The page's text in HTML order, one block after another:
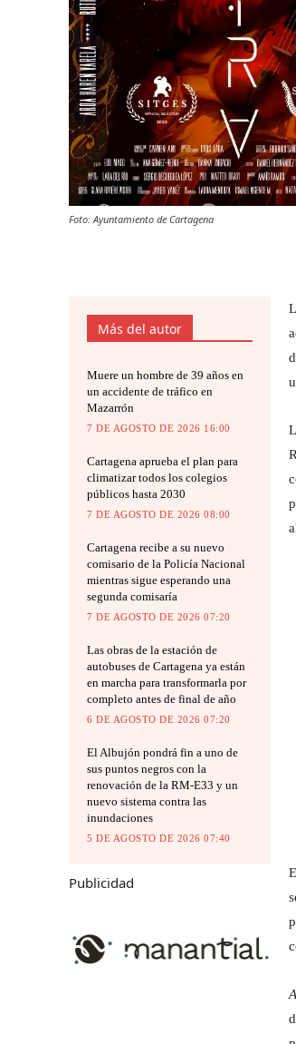
Foto: Ayuntamiento de Cartagena
Más del autor
Muere un hombre de 39 años en
un accidente de tráfico en
Mazarrón
7 DE AGOSTO DE 2026 16:00
Cartagena aprueba el plan para
climatizar todos los colegios
públicos hasta 2030
7 DE AGOSTO DE 2026 08:00
Cartagena recibe a su nuevo
comisario de la Policía Nacional
mientras sigue esperando una
segunda comisaría
7 DE AGOSTO DE 2026 07:20
Las obras de la estación de
autobuses de Cartagena ya están
en marcha para transformarla por
completo antes de final de año
6 DE AGOSTO DE 2026 07:20
El Albujón pondrá fin a uno de
sus puntos negros con la
renovación de la RM-E33 y un
nuevo sistema contra las
inundaciones
5 DE AGOSTO DE 2026 07:40
Publicidad